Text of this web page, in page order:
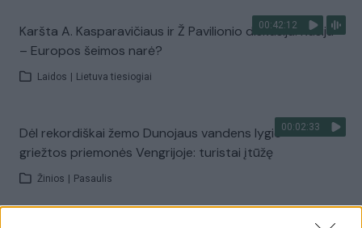
00:42:12
Karšta A. Kasparavičiaus ir Ž Pavilionio diskusija: Rusija
– Europos šeimos narė?
Laidos Lietuva tiesiogiai
00:02:33
Dėl rekordiškai žemo Dunojaus vandens lygio –
griežtos priemonės Vengrijoje: turistai įtūžę
Žinios Pasaulis